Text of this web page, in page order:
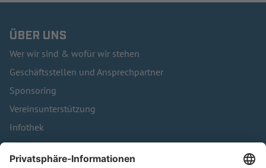
ÜBER UNS
Wer wir sind & wofür wir stehen
Geschäftsstellen und Ansprechpartner
Sponsoring
Vereinsunterstützung
Infothek
Kontakt